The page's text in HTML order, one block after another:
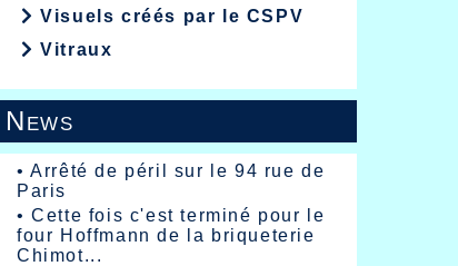
Visuels créés par le CSPV
Vitraux
News
•Arrêté de péril sur le 94 rue de
Paris
•Cette fois c'est terminé pour le
four Hoffmann de la briqueterie
Chimot...